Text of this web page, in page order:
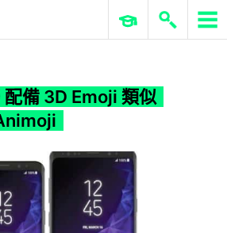
ERP 與商業 AI
備 3D Emoji 類似